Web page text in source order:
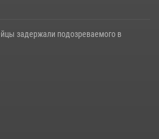
задержали подозреваемого в